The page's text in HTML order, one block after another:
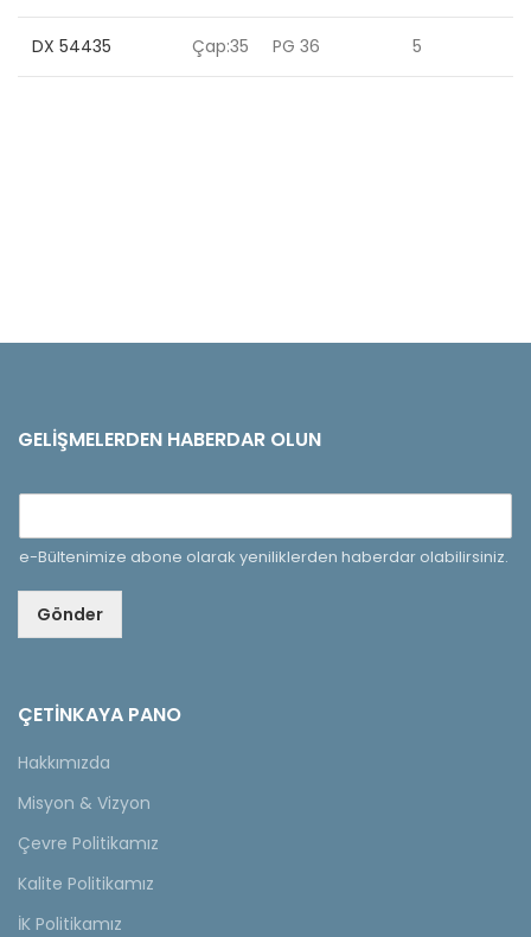
DX 54435 Çap:35 PG 36 5
GELIŞMELERDEN HABERDAR OLUN
e-Bültenimize abone olarak yeniliklerden haberdar olabilirsiniz.
Gönder
ÇETINKAYA PANO
Hakkımızda
Misyon & Vizyon
Çevre Politikamız
Kalite Politikamız
İK Politikamız